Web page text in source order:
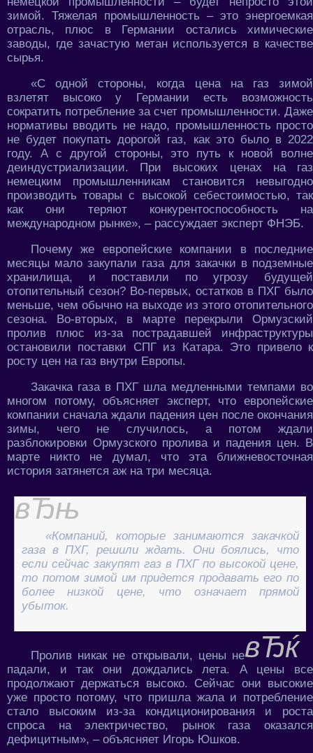
зимой. Тяжелая промышленность – это энергоемкая
отрасль, плюс в Германии остались химические
заводы, где зачастую метан используется в качестве
сырья.
«С одной стороны, когда цена на газ зимой
взлетят высоко у Германии есть возможность
сократить потребление за счет промышленности. Даже
нормативы вводить не надо, промышленность просто
не будет покупать дорогой газ, как это было в 2022
году. А с другой стороны, это путь к новой волне
деиндустриализации. При высоких ценах на газ
немецким промышленникам становится невыгодно
производить товары с высокой себестоимостью, так
как они теряют конкурентоспособность на
международном рынке», – рассуждает эксперт ФНЭБ.
Почему же европейские компании в последние
месяцы мало закупали газа для закачки в подземные
хранилища, и поставили по угрозу будущей
отопительный сезон? Во-первых, остатков в ПХГ было
меньше, чем обычно на выходе из этого отопительного
сезона. Во-вторых, в марте перекрыли Ормузский
пролив плюс из-за пострадавшей инфраструктуры
остановили поставки СПГ из Катара. Это привело к
росту цен на газ внутри Европы.
Закачка газа в ПХГ шла медленными темпами во
многом потому, объясняет эксперт, что европейские
компании сначала ждали падения цен после окончания
зимы, чего не случилось, а потом ждали
разблокировки Ормузского пролива и падения цен. В
марте никто не думал, что эта ближневосточная
история затянется аж на три месяца.
«Компаний, которые занимаются закачкой
газа в ПХГ, решили ждать. Они боялись, что
если сейчас закупят газ в ПХГ по высокой цене,
то потом зимой им придется продавать его по
более низкой цене, что означает прямой
убыток.
Пролив никак не открывали, цены не
падали, и так они дождались лета. А цены все
продолжают держаться высоко. Сейчас они высокие
уже просто потому, что пришла жала и потребление
стало высоким из-за кондиционирования и роста
спроса на электричество, рынок газа оказался
дефицитным», – объясняет Игорь Юшков.